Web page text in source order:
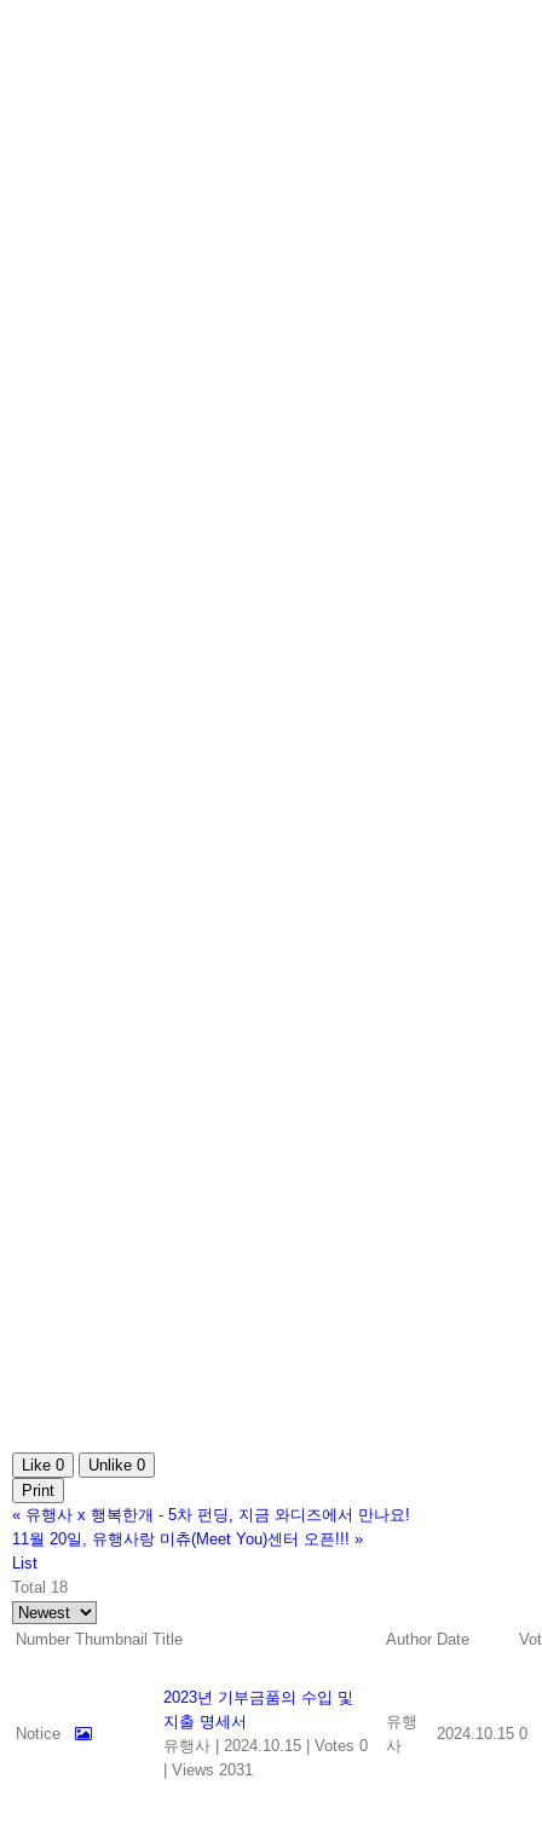
Like 0 Unlike 0
Print
« 유행사 x 행복한개 - 5차 펀딩, 지금 와디즈에서 만나요!
11월 20일, 유행사랑 미츄(Meet You)센터 오픈!!! »
List
Total 18
Number Thumbnail Title Author Date
Notice
2023년 기부금품의 수입 및
지출 명세서
유행사 | 2024.10.15 | Votes 0
| Views 2031
유행
사
2024.10.15 0